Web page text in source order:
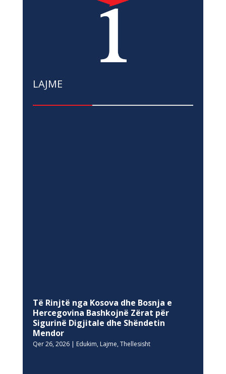
LAJME
Të Rinjtë nga Kosova dhe Bosnja e
Hercegovina Bashkojnë Zërat për
Sigurinë Digjitale dhe Shëndetin
Mendor
Qer 26, 2026| Edukim, Lajme, Thellesisht